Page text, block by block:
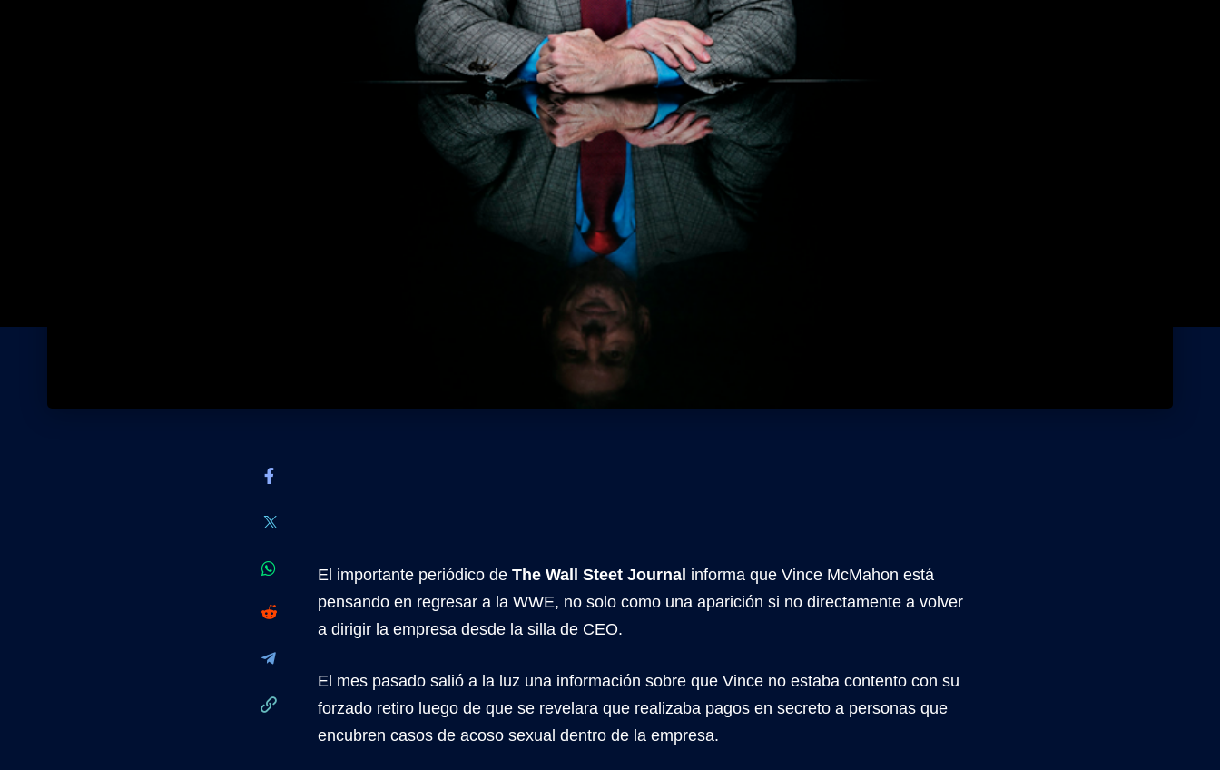
El importante periódico de The Wall Steet Journal informa que Vince McMahon está
pensando en regresar a la WWE, no solo como una aparición si no directamente a volver
a dirigir la empresa desde la silla de CEO.
El mes pasado salió a la luz una información sobre que Vince no estaba contento con su
forzado retiro luego de que se revelara que realizaba pagos en secreto a personas que
encubren casos de acoso sexual dentro de la empresa.